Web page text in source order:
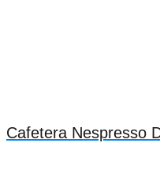
Cafetera Nespresso